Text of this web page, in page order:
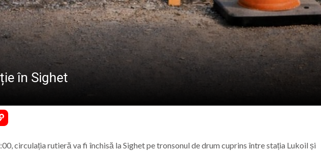
Record Guinness stabilit la Costinești. Românii i-au întrecut pe americani la
în Sighet
circulația rutieră va fi închisă la Sighet pe tronsonul de drum cuprins între stația Lukoil și